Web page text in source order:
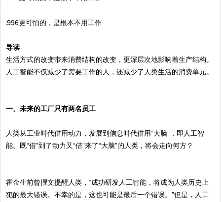
导读
生活方式的改变带来消费结构的改变，更深层次地影响着生产结构。
人工智能不仅减少了需要工作的人，还减少了人类生活的消费单元。
一、未来的工厂只有两名员工
人类从工业时代借用动力，发展到信息时代借用“大脑”，即人工智
能。既“借”到了动力又“借”来了“大脑”的人类，将会走向何方？
霍金生前曾撰文提醒人类，“成功研发人工智能，将成为人类历史上
犯的最大错误。不幸的是，这也可能是最后一个错误。”但是，人工